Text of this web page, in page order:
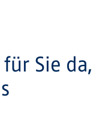
Sie da,